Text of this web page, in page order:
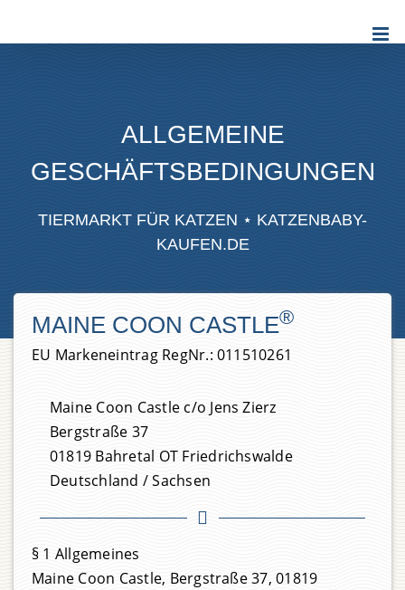
ALLGEMEINE
GESCHÄFTSBEDINGUNGEN
TIERMARKT FÜR KATZEN ⋆ KATZENBABY-
KAUFEN.DE
MAINE COON CASTLE®
EU Markeneintrag RegNr.: 011510261
Maine Coon Castle c/o Jens Zierz
Bergstraße 37
01819 Bahretal OT Friedrichswalde
Deutschland / Sachsen
§ 1 Allgemeines
Maine Coon Castle, Bergstraße 37, 01819